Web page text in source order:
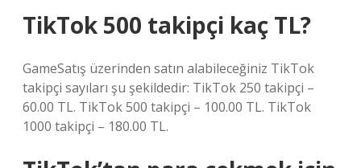
TikTok 500 takipçi kaç TL?
GameSatış üzerinden satın alabileceğiniz TikTok
takipçi sayıları şu şekildedir: TikTok 250 takipçi –
60.00 TL. TikTok 500 takipçi – 100.00 TL. TikTok
1000 takipçi – 180.00 TL.